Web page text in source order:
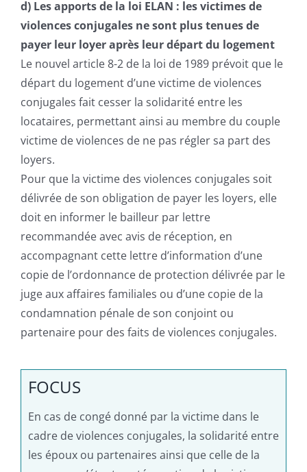
d) Les apports de la loi ELAN : les victimes de
violences conjugales ne sont plus tenues de
payer leur loyer après leur départ du logement
Le nouvel article 8-2 de la loi de 1989 prévoit que le
départ du logement d’une victime de violences
conjugales fait cesser la solidarité entre les
locataires, permettant ainsi au membre du couple
victime de violences de ne pas régler sa part des
loyers.
Pour que la victime des violences conjugales soit
délivrée de son obligation de payer les loyers, elle
doit en informer le bailleur par lettre
recommandée avec avis de réception, en
accompagnant cette lettre d’information d’une
copie de l’ordonnance de protection délivrée par le
juge aux affaires familiales ou d’une copie de la
condamnation pénale de son conjoint ou
partenaire pour des faits de violences conjugales.
FOCUS
En cas de congé donné par la victime dans le
cadre de violences conjugales, la solidarité entre
les époux ou partenaires ainsi que celle de la